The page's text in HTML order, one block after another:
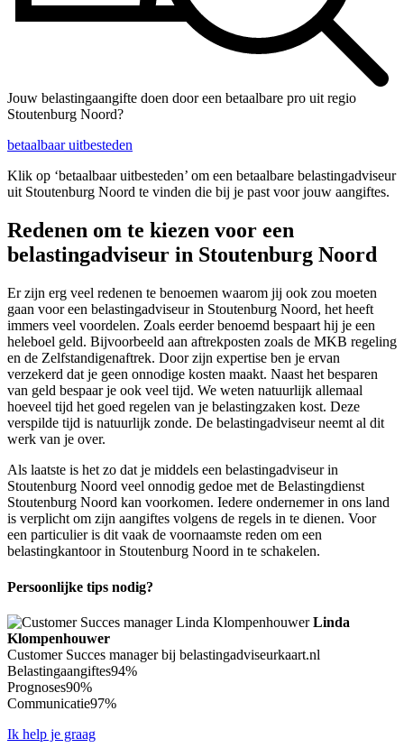
Jouw belastingaangifte doen door een betaalbare pro uit regio
Stoutenburg Noord?
betaalbaar uitbesteden
Klik op ‘betaalbaar uitbesteden’ om een betaalbare belastingadviseur
uit Stoutenburg Noord te vinden die bij je past voor jouw aangiftes.
Redenen om te kiezen voor een
belastingadviseur in Stoutenburg Noord
Er zijn erg veel redenen te benoemen waarom jij ook zou moeten
gaan voor een belastingadviseur in Stoutenburg Noord, het heeft
immers veel voordelen. Zoals eerder benoemd bespaart hij je een
heleboel geld. Bijvoorbeeld aan aftrekposten zoals de MKB regeling
en de Zelfstandigenaftrek. Door zijn expertise ben je ervan
verzekerd dat je geen onnodige kosten maakt. Naast het besparen
van geld bespaar je ook veel tijd. We weten natuurlijk allemaal
hoeveel tijd het goed regelen van je belastingzaken kost. Deze
verspilde tijd is natuurlijk zonde. De belastingadviseur neemt al dit
werk van je over.
Als laatste is het zo dat je middels een belastingadviseur in
Stoutenburg Noord veel onnodig gedoe met de Belastingdienst
Stoutenburg Noord kan voorkomen. Iedere ondernemer in ons land
is verplicht om zijn aangiftes volgens de regels in te dienen. Voor
een particulier is dit vaak de voornaamste reden om een
belastingkantoor in Stoutenburg Noord in te schakelen.
Persoonlijke tips nodig?
Linda
Klompenhouwer
Customer Succes manager bij belastingadviseurkaart.nl
Belastingaangiftes94%
Prognoses90%
Communicatie97%
Ik help je graag